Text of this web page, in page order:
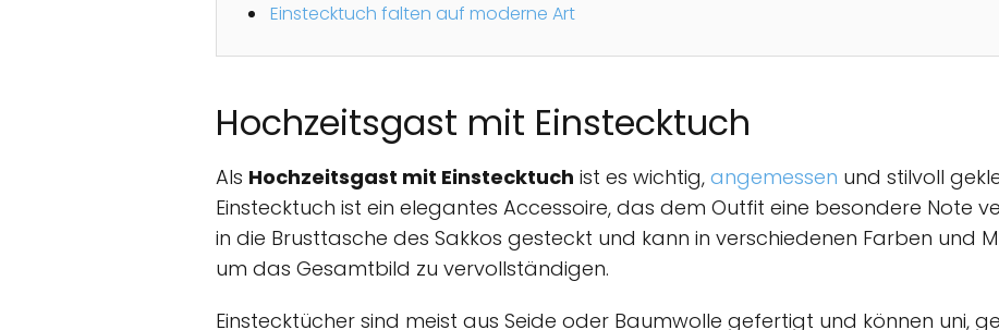
Einstecktuch falten auf moderne Art
Hochzeitsgast mit Einstecktuch
Als Hochzeitsgast mit Einstecktuch ist es wichtig, angemessen und stilvoll
Einstecktuch ist ein elegantes Accessoire, das dem Outfit eine besondere Note
in die Brusttasche des Sakkos gesteckt und kann in verschiedenen Farben und
um das Gesamtbild zu vervollständigen.
Einstecktücher sind meist aus Seide oder Baumwolle gefertigt und können uni,